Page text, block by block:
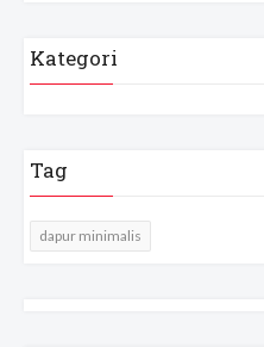
Kategori
Tag
dapur minimalis